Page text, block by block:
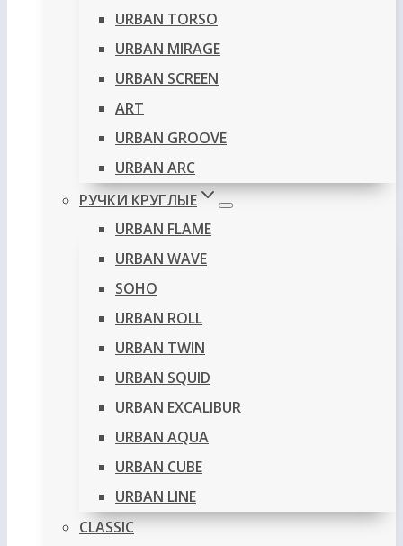
URBAN TORSO
URBAN MIRAGE
URBAN SCREEN
ART
URBAN GROOVE
URBAN ARC
РУЧКИ КРУГЛЫЕ
URBAN FLAME
URBAN WAVE
SOHO
URBAN ROLL
URBAN TWIN
URBAN SQUID
URBAN EXCALIBUR
URBAN AQUA
URBAN CUBE
URBAN LINE
CLASSIC